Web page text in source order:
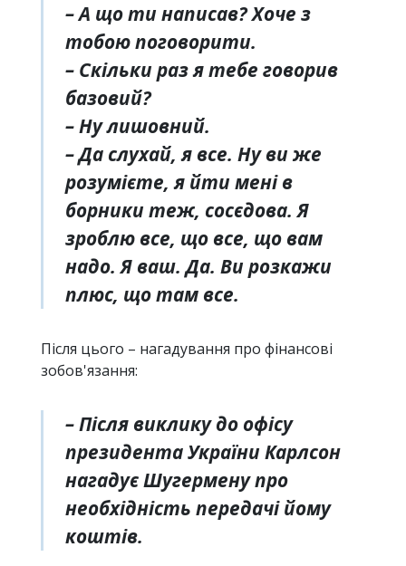
– А що ти написав? Хоче з
тобою поговорити.
– Скільки раз я тебе говорив
базовий?
– Ну лишовний.
– Да слухай, я все. Ну ви же
розумієте, я йти мені в
борники теж, сосєдова. Я
зроблю все, що все, що вам
надо. Я ваш. Да. Ви розкажи
плюс, що там все.
Після цього – нагадування про фінансові
зобов'язання:
– Після виклику до офісу
президента України Карлсон
нагадує Шугермену про
необхідність передачі йому
коштів.